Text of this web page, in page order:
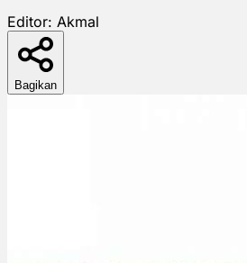
Editor: Akmal
Bagikan